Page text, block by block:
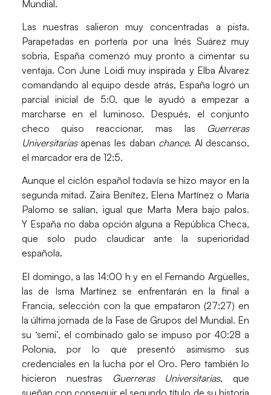
Mundial.
Las nuestras salieron muy concentradas a pista.
Parapetadas en portería por una Inés Suárez muy
sobria, España comenzó muy pronto a cimentar su
ventaja. ConJune Loidi muy inspirada y Elba Álvarez
comandando al equipo desde atrás, España logró un
parcial inicial de 5:0, que le ayudó a empezar a
marcharse en el luminoso. Después, el conjunto
checo quiso reaccionar, mas las Guerreras
Universitarias apenas les daban chance. Al descanso,
el marcador era de 12:5.
Aunque el ciclón español todavía se hizo mayor en la
segunda mitad. Zaira Benítez, Elena Martínez o María
Palomo se salían, igual que Marta Mera bajo palos.
Y España no daba opción alguna a República Checa,
que solo pudo claudicar ante la superioridad
española.
El domingo, a las 14:00 h y en el Fernando Argüelles,
las de Isma Martínez se enfrentarán en la final a
Francia, selección con la que empataron (27:27) en
la última jornada de la Fase de Grupos del Mundial. En
su ‘semi’, el combinado galo se impuso por 40:28 a
Polonia, por lo que presentó asimismo sus
credenciales en la lucha por el Oro. Pero también lo
hicieron nuestras
Guerreras Universitarias, que
sueñan con conseguir el segundo título de su historia